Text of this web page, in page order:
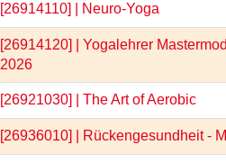
[26914110] | Neuro-Yoga
[26914120] | Yogalehrer
2026
[26921030] | The Art of Aerobic
[26936010] | Rückengesundheit -